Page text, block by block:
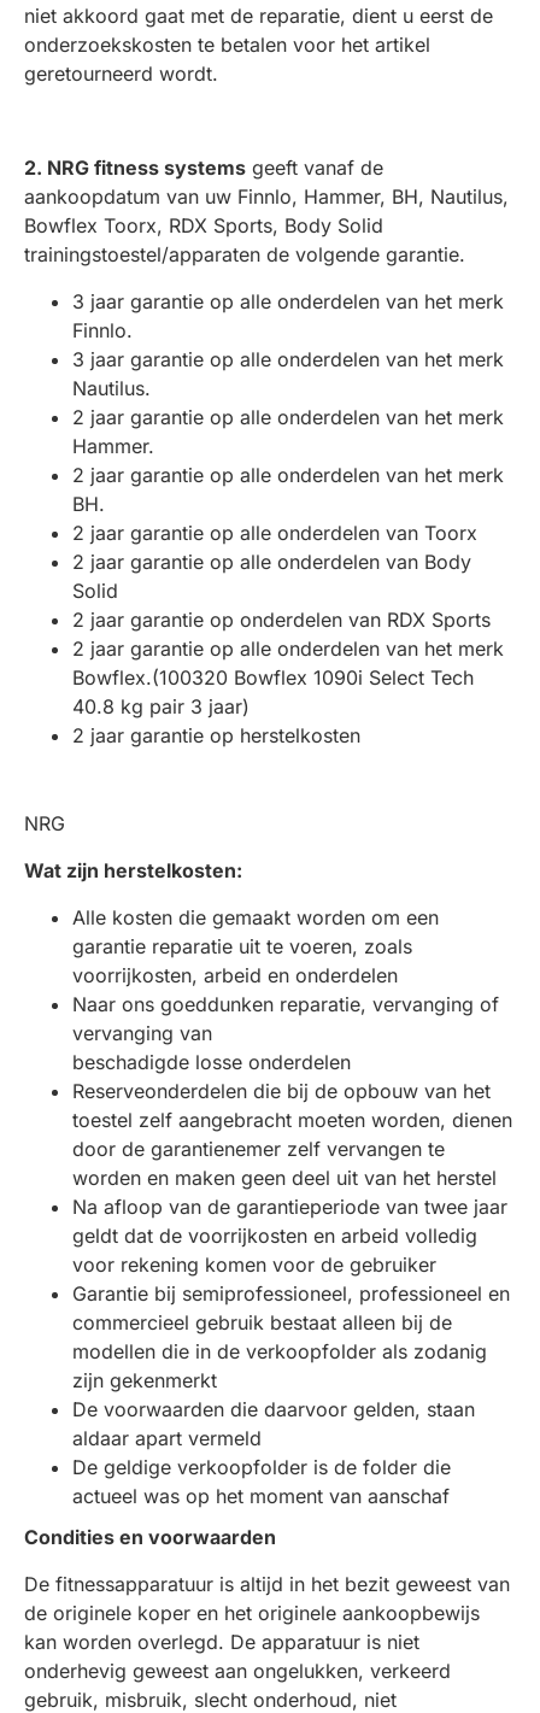
niet akkoord gaat met de reparatie, dient u eerst de
onderzoekskosten te betalen voor het artikel
geretourneerd wordt.
2. NRG fitness systems geeft vanaf de
aankoopdatum van uw Finnlo, Hammer, BH, Nautilus,
Bowflex Toorx, RDX Sports, Body Solid
trainingstoestel/apparaten de volgende garantie.
3 jaar garantie op alle onderdelen van het merk
Finnlo.
3 jaar garantie op alle onderdelen van het merk
Nautilus.
2 jaar garantie op alle onderdelen van het merk
Hammer.
2 jaar garantie op alle onderdelen van het merk
BH.
2 jaar garantie op alle onderdelen van Toorx
2 jaar garantie op alle onderdelen van Body
Solid
2 jaar garantie op onderdelen van RDX Sports
2 jaar garantie op alle onderdelen van het merk
Bowflex.(100320 Bowflex 1090i Select Tech
40.8 kg pair 3 jaar)
2 jaar garantie op herstelkosten
NRG
Wat zijn herstelkosten:
Alle kosten die gemaakt worden om een
garantie reparatie uit te voeren, zoals
voorrijkosten, arbeid en onderdelen
Naar ons goeddunken reparatie, vervanging of
vervanging van
beschadigde losse onderdelen
Reserveonderdelen die bij de opbouw van het
toestel zelf aangebracht moeten worden, dienen
door de garantienemer zelf vervangen te
worden en maken geen deel uit van het herstel
Na afloop van de garantieperiode van twee jaar
geldt dat de voorrijkosten en arbeid volledig
voor rekening komen voor de gebruiker
Garantie bij semiprofessioneel, professioneel en
commercieel gebruik bestaat alleen bij de
modellen die in de verkoopfolder als zodanig
zijn gekenmerkt
De voorwaarden die daarvoor gelden, staan
aldaar apart vermeld
De geldige verkoopfolder is de folder die
actueel was op het moment van aanschaf
Condities en voorwaarden
De fitnessapparatuur is altijd in het bezit geweest van
de originele koper en het originele aankoopbewijs
kan worden overlegd. De apparatuur is niet
onderhevig geweest aan ongelukken, verkeerd
gebruik, misbruik, slecht onderhoud, niet